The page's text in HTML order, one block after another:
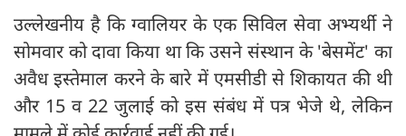
उल्लेखनीय है कि ग्वालियर के एक सिविल सेवा अभ्यर्थी ने
सोमवार को दावा किया था कि उसने संस्थान के 'बेसमेंट' का
अवैध इस्तेमाल करने के बारे में एमसीडी से शिकायत की थी
और 15 व 22 जुलाई को इस संबंध में पत्र भेजे थे, लेकिन